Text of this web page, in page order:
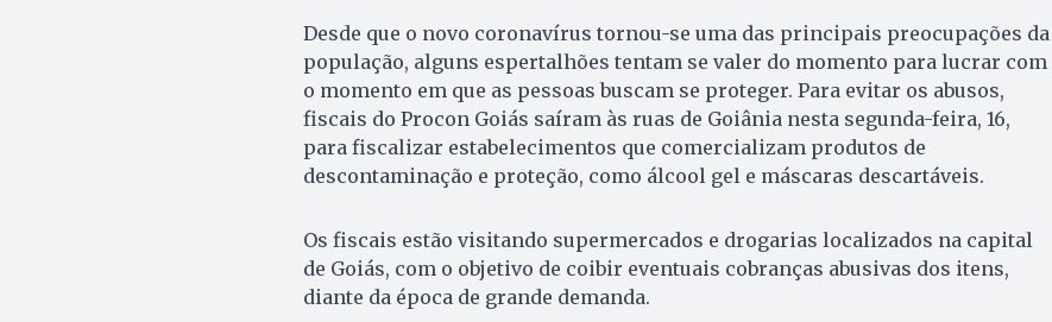
Desde que o novo coronavírus tornou-se uma das principais preocupações da
população, alguns espertalhões tentam se valer do momento para lucrar com
o momento em que as pessoas buscam se proteger. Para evitar os abusos,
fiscais do Procon Goiás saíram às ruas de Goiânia nesta segunda-feira, 16,
para fiscalizar estabelecimentos que comercializam produtos de
descontaminação e proteção, como álcool gel e máscaras descartáveis.
Os fiscais estão visitando supermercados e drogarias localizados na capital
de Goiás, com o objetivo de coibir eventuais cobranças abusivas dos itens,
diante da época de grande demanda.